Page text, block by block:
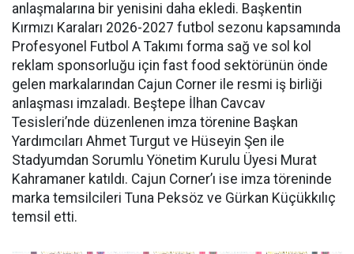
anlaşmalarına bir yenisini daha ekledi. Başkentin
Kırmızı Karaları 2026-2027 futbol sezonu kapsamında
Profesyonel Futbol A Takımı forma sağ ve sol kol
reklam sponsorluğu için fast food sektörünün önde
gelen markalarından Cajun Corner ile resmi iş birliği
anlaşması imzaladı. Beştepe İlhan Cavcav
Tesisleri’nde düzenlenen imza törenine Başkan
Yardımcıları Ahmet Turgut ve Hüseyin Şen ile
Stadyumdan Sorumlu Yönetim Kurulu Üyesi Murat
Kahramaner katıldı. Cajun Corner’ı ise imza töreninde
marka temsilcileri Tuna Peksöz ve Gürkan Küçükkılıç
temsil etti.